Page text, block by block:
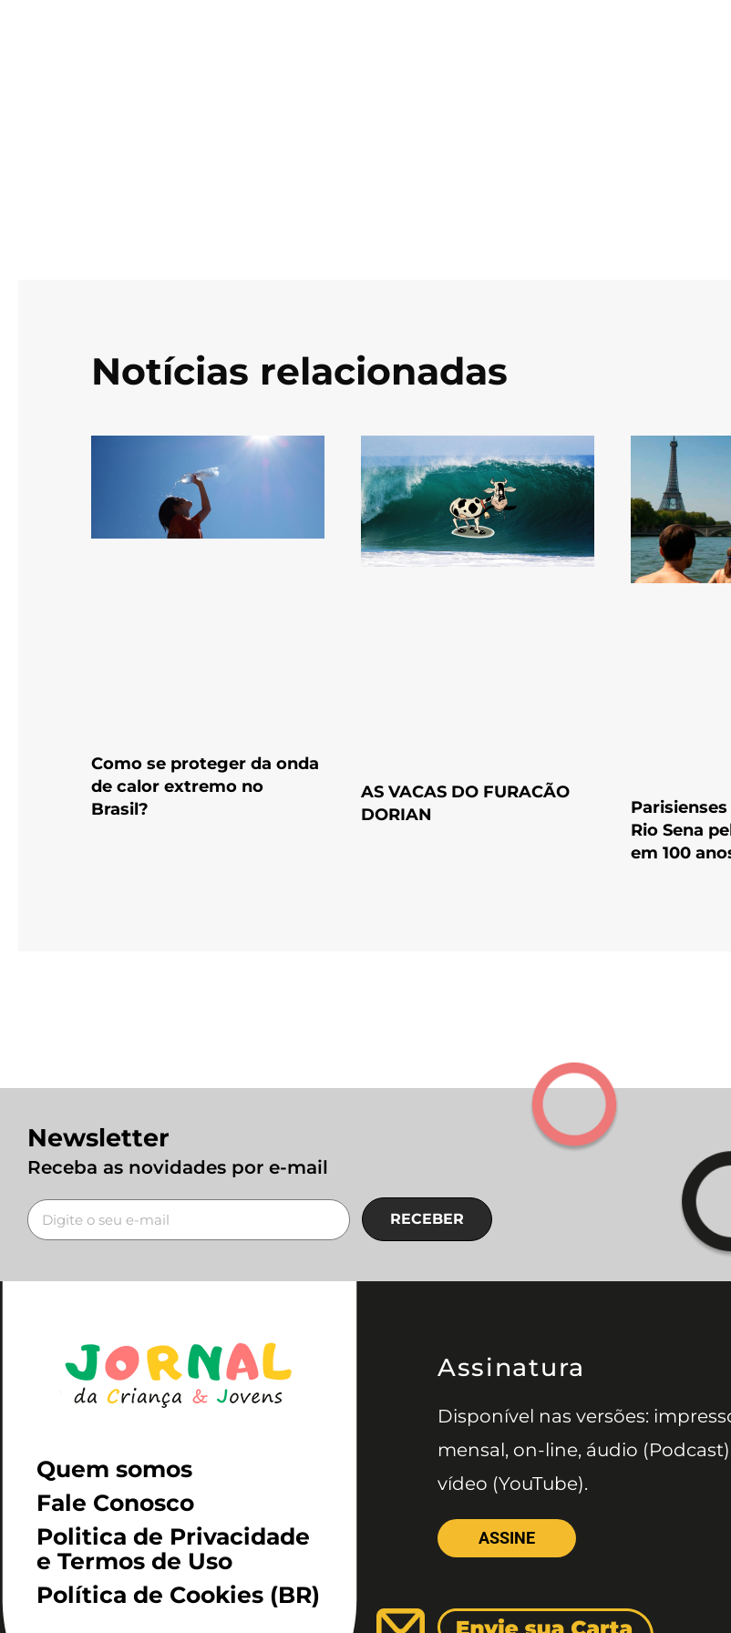
Notícias relacionadas
Como se proteger da onda
de calor extremo no
Brasil?
AS VACAS DO FURACÃO
DORIAN
Rio Sena
em 100
Newsletter
Receba as novidades por e-mail
RECEBER
Quem somos
Fale Conosco
Politica de Privacidade
e Termos de Uso
Política de Cookies (BR)
Assinatura
Disponível nas versões:
mensal, on-line, áudio
vídeo (YouTube).
ASSINE